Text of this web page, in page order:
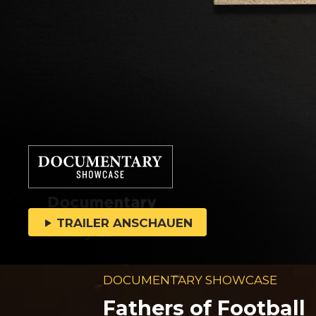
TRAILER ANSCHAUEN
DOCUMENTARY SHOWCASE
Fathers of Football